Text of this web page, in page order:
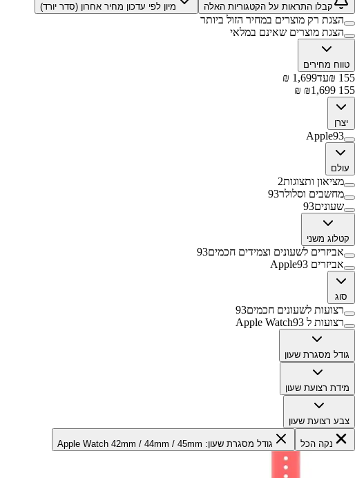
קבלו התראות על הקטגוריות האלה מיון לפי עדכון מחיר אחרון (סדר יורד)
הצגת רק מוצרים במחיר הזול ביותר
הצגת מוצרים שאינם במלאי
טווח מחירים
155
₪עד1,699
₪
155
1,699
₪
יצרן
Apple93
עולם
מציאון ותצוגות2
מחשבים וסלולר93
שעונים93
קטלוג משני
אביזרים לשעונים וצמידים חכמים93
אביזרים Apple 93
סוג
רצועות לשעונים חכמים93
רצועות ל Apple Watch 93
גודל מסגרת שעון
מידת רצועת שעון
צבע רצועת שעון
נקה הכל גודל מסגרת שעון: Apple Watch 42mm / 44mm / 45mm